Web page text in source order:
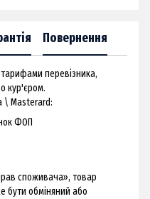
Повернення
перевізника,
кур'єром.
\ Masterard:
ФОП
споживача», товар
бути обміняний або